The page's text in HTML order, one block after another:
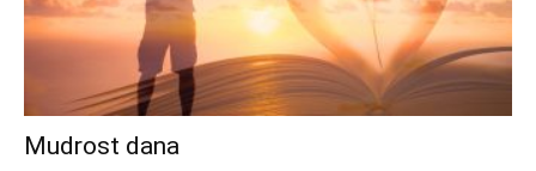
Mudrost dana